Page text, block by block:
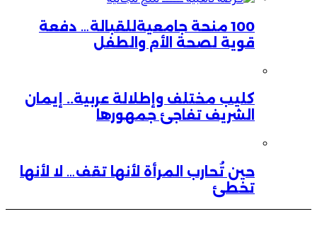
100 منحة جامعيةللقبالة… دفعة
قوية لصحة الأم والطفل
كليب مختلف وإطلالة عربية.. إيمان
الشريف تفاجئ جمهورها
حين تُحارب المرأة لأنها تقف… لا لأنها
تخطئ